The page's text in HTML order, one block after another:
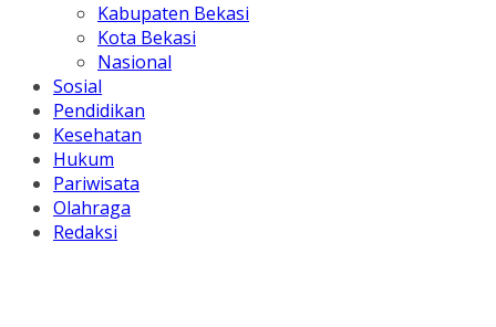
Kabupaten Bekasi
Kota Bekasi
Nasional
Sosial
Pendidikan
Kesehatan
Hukum
Pariwisata
Olahraga
Redaksi